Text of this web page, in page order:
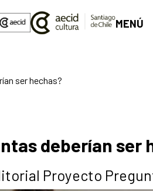
MENÚ
ser hechas?
deberían ser
Proyecto